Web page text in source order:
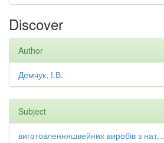
Discover
Author
Демчук, І.В.
Subject
виготовленняшвейних виробів з нат...